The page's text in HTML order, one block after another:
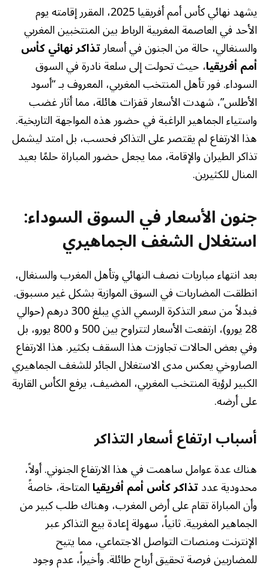
يشهد نهائي كأس أمم أفريقيا 2025، المقرر إقامته يوم
الأحد في العاصمة المغربية الرباط بين المنتخبين المغربي
والسنغالي، حالة من الجنون في أسعارتذاكر نهائي كأس
أمم أفريقيا، حيث تحولت إلى سلعة نادرة في السوق
السوداء. فور تأهل المنتخب المغربي، المعروف بـ “أسود
الأطلس”، شهدت الأسعار قفزات هائلة، مما أثار غضب
واستياء الجماهير الراغبة في حضور هذه المواجهة التاريخية.
هذا الارتفاع لم يقتصر على التذاكر فحسب، بل امتد ليشمل
تذاكر الطيران والإقامة، مما يجعل حضور المباراة حلمًا بعيد
المنال للكثيرين.
جنون الأسعار في السوق السوداء:
استغلال الشغف الجماهيري
بعد انتهاء مباريات نصف النهائي وتأهل المغرب والسنغال،
انطلقت المضاربات في السوق الموازية بشكل غير مسبوق.
فبدلاً من سعر التذكرة الرسمي الذي يبلغ 300 درهم (حوالي
28 يورو)، ارتفعت الأسعار لتتراوح بين 500 و 800 يورو، بل
وفي بعض الحالات تجاوزت هذا السقف بكثير. هذا الارتفاع
الصاروخي يعكس مدى الاستغلال الجائر للشغف الجماهيري
الكبير لرؤية المنتخب المغربي، المضيف، يرفع الكأس القارية
على أرضه.
أسباب ارتفاع أسعار التذاكر
هناك عدة عوامل ساهمت في هذا الارتفاع الجنوني. أولاً،
محدودية عددتذاكر كأس أمم أفريقياالمتاحة، خاصةً
وأن المباراة تقام على أرض المغرب، وهناك طلب كبير من
الجماهير المغربية. ثانياً، سهولة إعادة بيع التذاكر عبر
الإنترنت ومنصات التواصل الاجتماعي، مما يتيح
للمضاربين فرصة تحقيق أرباح طائلة. وأخيراً، عدم وجود